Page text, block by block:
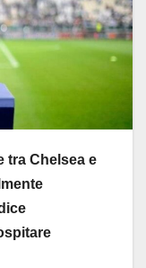
tra Chelsea e